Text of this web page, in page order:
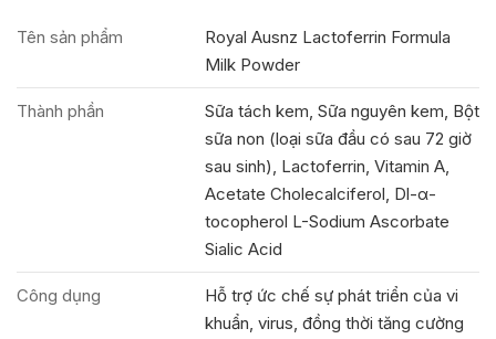
Tên sản phẩm
Royal Ausnz Lactoferrin Formula
Milk Powder
Thành phần
Sữa tách kem, Sữa nguyên kem, Bột
sữa non (loại sữa đầu có sau 72 giờ
sau sinh), Lactoferrin, Vitamin A,
Acetate Cholecalciferol, Dl-α-
tocopherol L-Sodium Ascorbate
Sialic Acid
Công dụng
Hỗ trợ ức chế sự phát triển của vi
khuẩn, virus, đồng thời tăng cường